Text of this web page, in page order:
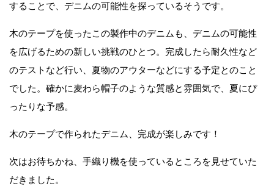
することで、デニムの可能性を探っているそうです。
木のテープを使ったこの製作中のデニムも、デニムの可能性
を広げるための新しい挑戦のひとつ。完成したら耐久性など
のテストなど行い、夏物のアウターなどにする予定とのこと
でした。確かに麦わら帽子のような質感と雰囲気で、夏にぴ
ったりな予感。
木のテープで作られたデニム、完成が楽しみです！
次はお待ちかね、手織り機を使っているところを見せていた
だきました。